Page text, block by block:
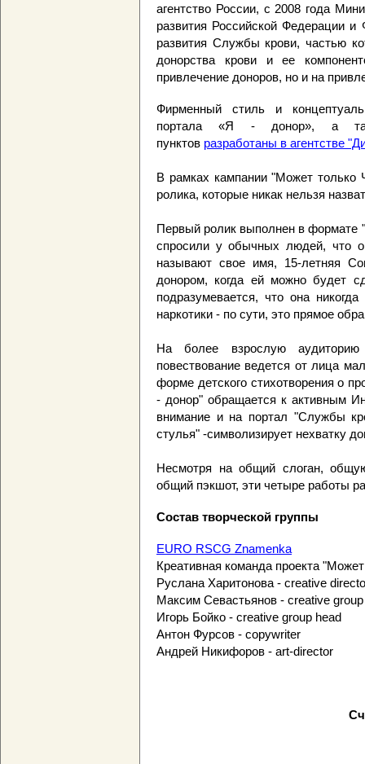
агентство России, с 2008 года
развития Российской Федерации
развития Службы крови, частью
донорства крови и ее
привлечение доноров, но и на
Фирменный стиль и
портала «Я - донор», а
пунктов разработаны в агентстве
В рамках кампании "Может
ролика, которые никак нельзя
Первый ролик выполнен в формате
спросили у обычных людей, что
называют свое имя, 15-летняя
донором, когда ей можно будет
подразумевается, что она
наркотики - по сути, это прямое
На более взрослую
повествование ведется от лица
форме детского стихотворения о
- донор" обращается к активным
внимание и на портал "Службы
стулья" -символизирует нехватку
Несмотря на общий слоган,
общий пэкшот, эти четыре работы
Состав творческой группы
EURO RSCG Znamenka
Креативная команда проекта
Руслана Харитонова - creative
Максим Севастьянов - creative
Игорь Бойко - creative group head
Антон Фурсов - copywriter
Андрей Никифоров - art-director